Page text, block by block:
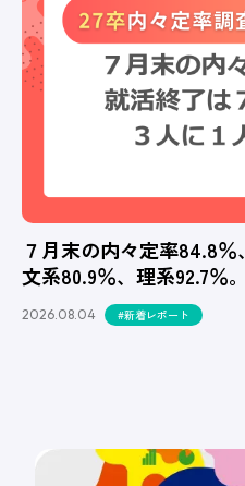
７月末の内々定率84.8％
文系80.9％、理系92.7％。
2026.08.04 #新着レポート